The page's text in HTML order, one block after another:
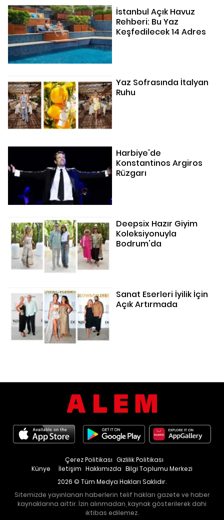
İstanbul Açık Havuz
Rehberi: Bu Yaz
Keşfedilecek 14 Adres
Yaz Sofrasında İtalyan
Ruhu
Harbiye'de
Konstantinos Argiros
Rüzgarı
Deepsix Hazır Giyim
Koleksiyonuyla
Bodrum'da
Sanat Eserleri İyilik İçin
Açık Artırmada
Künye İletişim Hakkımızda Bilgi Toplumu Merkezi
Çerez Politikası Gizlilik Politikası
2026 © Tüm Medya Hakları Saklıdır.
Sitemizde yayınlanan haberlerin telif hakları gazete ve haber
kaynaklarına aittir. İzin alınmadan, kaynak gösterilerek dahi
iktibas edilemez.